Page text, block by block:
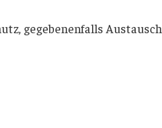
gegebenenfalls Austausch